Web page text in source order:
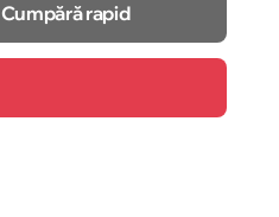
Cumpără rapid